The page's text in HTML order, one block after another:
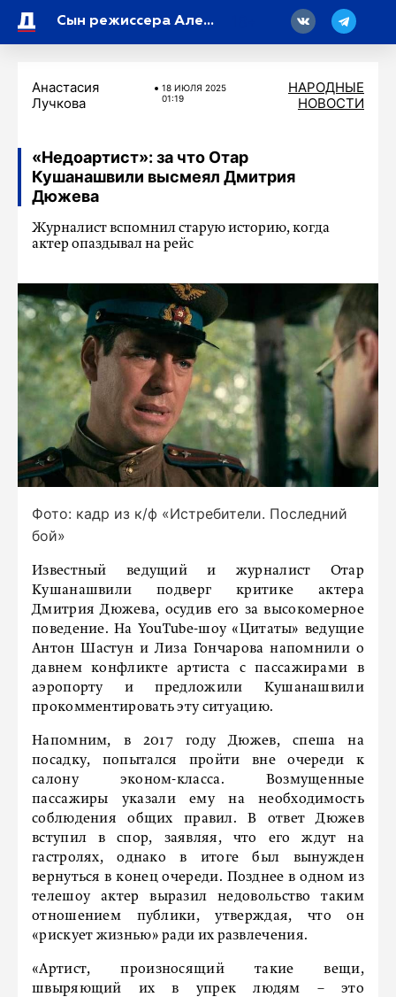
Сын режиссера Александра Митты не смог сдержать слез у его гроба
Анастасия
Лучкова
18 ИЮЛЯ 2025
01:19
НАРОДНЫЕ
НОВОСТИ
«Недоартист»: за что Отар
Кушанашвили высмеял Дмитрия
Дюжева
Журналист вспомнил старую историю, когда
актер опаздывал на рейс
Фото: кадр из к/ф «Истребители. Последний
бой»
Известный ведущий и журналист Отар
Кушанашвили подверг критике актера
Дмитрия Дюжева, осудив его за высокомерное
поведение. На YouTube-шоу «Цитаты» ведущие
Антон Шастун и Лиза Гончарова напомнили о
давнем конфликте артиста с пассажирами в
аэропорту и предложили Кушанашвили
прокомментировать эту ситуацию.
Напомним, в 2017 году Дюжев, спеша на
посадку, попытался пройти вне очереди к
салону эконом-класса. Возмущенные
пассажиры указали ему на необходимость
соблюдения общих правил. В ответ Дюжев
вступил в спор, заявляя, что его ждут на
гастролях, однако в итоге был вынужден
вернуться в конец очереди. Позднее в одном из
телешоу актер выразил недовольство таким
отношением публики, утверждая, что он
«рискует жизнью» ради их развлечения.
«Артист, произносящий такие вещи,
швыряющий их в упрек людям – это